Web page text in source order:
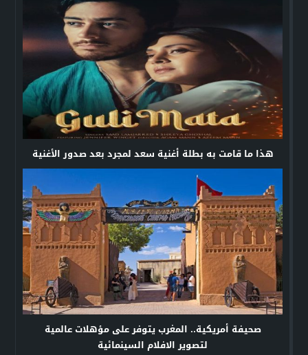
هذا ما قامت به بطلة أغنية سعد لمجرد بعد صدور الأغنية
صحيفة أمريكية.. المغرب يتوفر على مؤهلات عالمية
لتصوير الافلام السينمائية